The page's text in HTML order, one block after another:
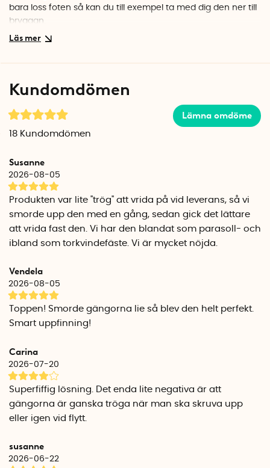
bara loss foten så kan du till exempel ta med dig den ner till
bryggan.
foten igen så att den runda fästskivan låser fast
handtaget på sidan för att få mer kraft.
Bra att kontrollera innan du fäster parasollfoten
Se till att det är tillräckligt brett mellan plankorna och
kontrollera att virket sitter fast ordentligt i underlaget.
Parasollfoten passar plankor som är mellan ca 1,5 cm och
6,5 cm tjocka. Det behöver vara en glipa på minst 5 mm
mellan plankorna. Tvärbalken får inte vridas eller böjas.
Ta in parasollfoten på vintern
Parasollfoten är rostskyddsbehandlad (genom eloxering)
men är inte rostfri. Därför bör parasollfoten förvaras
inomhus under vintern. Passa på att smörja gängorna när
du lossar parasollfoten så kommer det fortsättningsvis gå
Mönsterskyddad design
Parasollfoten är designad av Göte Hurtig vid Lotsarnas
Träverkstad i Uddevalla. Parasollfoten är mönsterskyddad
och tillverkas i Sverige utanför Uddevalla.
Vikt: ca 2,5 kg
Totalhöjd: 35 cm
Kundomdömen
Lämna omdöme
18 Kundomdömen
Susanne
2026-08-05
Produkten var lite ''trög'' att vrida på vid leverans, så vi
smorde upp den med en gång, sedan gick det lättare
att vrida fast den. Vi har den blandat som parasoll- och
ibland som torkvindefäste. Vi är mycket nöjda.
Vendela
2026-08-05
Toppen! Smorde gängorna lie så blev den helt perfekt.
Smart uppfinning!
Carina
2026-07-20
Superfiffig lösning. Det enda lite negativa är att
gängorna är ganska tröga när man ska skruva upp
eller igen vid flytt.
susanne
2026-06-22